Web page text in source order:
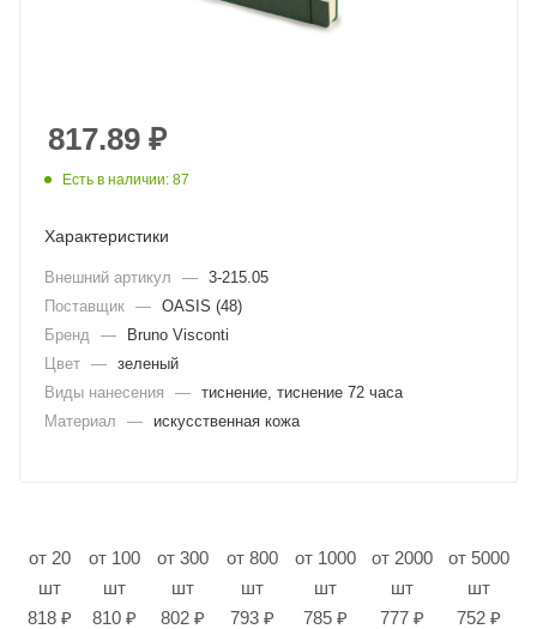
817.89 ₽
Есть в наличии: 87
Характеристики
Внешний артикул — 3-215.05
Поставщик — OASIS (48)
Бренд
—
Bruno Visconti
Цвет — зеленый
Виды нанесения
— тиснение, тиснение 72 часа
Материал
— искусственная кожа
от 20
шт
818 ₽
от 100
шт
810 ₽
от 300
шт
802 ₽
от 800
шт
793 ₽
от 1000
шт
785 ₽
от 2000
шт
777 ₽
от 5000
шт
752 ₽